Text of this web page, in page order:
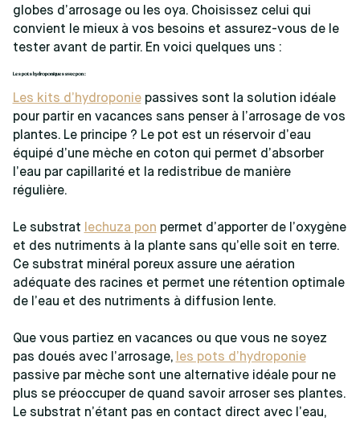
globes d’arrosage ou les oya. Choisissez celui qui
convient le mieux à vos besoins et assurez-vous de le
tester avant de partir. En voici quelques uns :
Les pots hydroponiques avec pon :
Les kits d’hydroponiepassives sont la solution idéale
pour partir en vacances sans penser à l’arrosage de vos
plantes. Le principe ? Le pot est un réservoir d’eau
équipé d’une mèche en coton qui permet d’absorber
l’eau par capillarité et la redistribue de manière
régulière.
Le substrat lechuza pon permet d’apporter de l’oxygène
et des nutriments à la plante sans qu’elle soit en terre.
Ce substrat minéral poreux assure une aération
adéquate des racines et permet une rétention optimale
de l’eau et des nutriments à diffusion lente.
Que vous partiez en vacances ou que vous ne soyez
pas doués avec l’arrosage, les pots d’hydroponie
passive par mèche sont une alternative idéale pour ne
plus se préoccuper de quand savoir arroser ses plantes.
Le substrat n’étant pas en contact direct avec l’eau,